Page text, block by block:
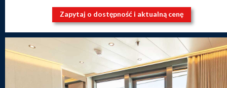
Zapytaj o dostępność i aktualną cenę